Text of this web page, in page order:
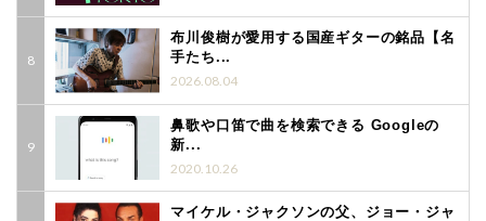
布川俊樹が愛用する国産ギターの銘品【名
手たち...
2026.08.04
鼻歌や口笛で曲を検索できる Googleの
新...
2020.10.26
マイケル・ジャクソンの父、ジョー・ジャ